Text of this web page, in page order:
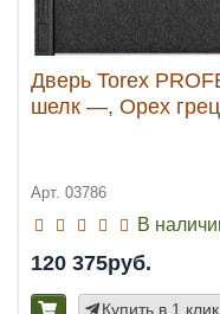
Дверь Torex
шелк —, Орех
Арт. 03786
В
120 375руб.
Купить в 1 клик